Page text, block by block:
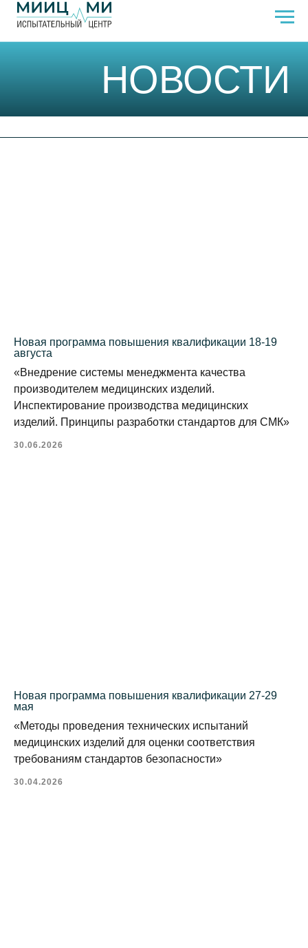
НОВОСТИ
Новая программа повышения квалификации 18-19
августа
«Внедрение системы менеджмента качества
производителем медицинских изделий.
Инспектирование производства медицинских
изделий. Принципы разработки стандартов для СМК»
30.06.2026
Новая программа повышения квалификации 27-29
мая
«Методы проведения технических испытаний
медицинских изделий для оценки соответствия
требованиям стандартов безопасности»
30.04.2026